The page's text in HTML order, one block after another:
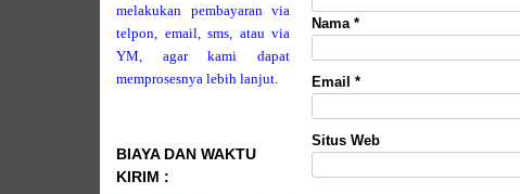
Nama *
Email *
Situs Web
melakukan pembayaran via
telpon, email, sms, atau via
YM, agar kami dapat
memprosesnya lebih lanjut.
BIAYA DAN WAKTU
KIRIM :